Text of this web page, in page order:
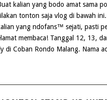
kalian yang bodo amat sama
tonton saja vlog di bawah
yang ndofans™ sejati, pasti
membaca! Tanggal 12, 13,
di Coban Rondo Malang. Nama